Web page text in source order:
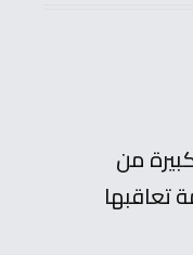
من
تعاقبها